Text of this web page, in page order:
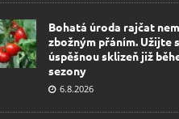
Bohatá úroda rajčat
zbožným přáním. Užijte
úspěšnou sklizeň již
sezony
6.8.2026